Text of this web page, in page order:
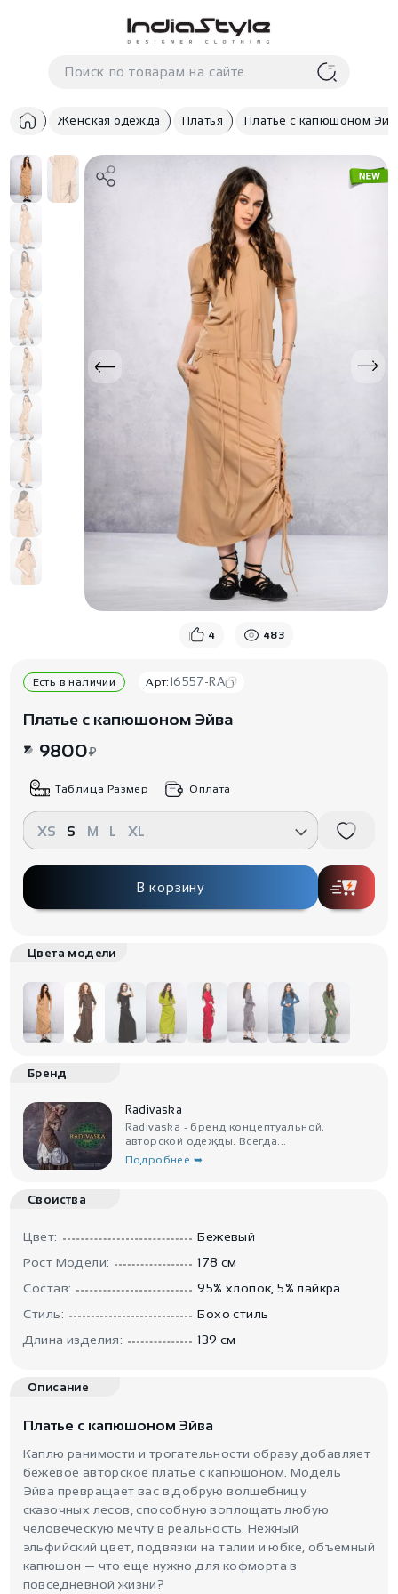
Корзина
В корзиненеттоваров
Корзина покупок пуста..
Женская одежда Платья Платье с капюшоном
4 483
Есть в наличии Арт: 16557-RA
Платье с капюшоном Эйва
9800₽
Таблица Размер Оплата
XS S M L XL
В корзину
Цвета модели
Бренд
Radivaska
Radivaska - бренд концептуальной,
авторской одежды. Всегда...
Подробнее ➥
Свойства
Цвет:
Бежевый
Рост Модели:
178 см
Состав:
95% хлопок, 5% лайкра
Стиль:
Бохо стиль
Длина изделия:
139 см
Описание
Платье с капюшоном Эйва
Каплю ранимости и трогательности образу добавляет
бежевое авторское платье с капюшоном. Модель
Эйва превращает вас в добрую волшебницу
сказочных лесов, способную воплощать любую
человеческую мечту в реальность. Нежный
эльфийский цвет, подвязки на талии и юбке, объемный
капюшон — что еще нужно для кофморта в
повседневной жизни?